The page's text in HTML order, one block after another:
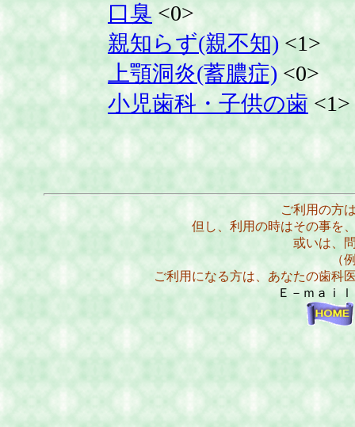
口臭 <0>
親知らず(親不知) <1>
上顎洞炎(蓄膿症) <0>
小児歯科・子供の歯 <1>
ご利用の方
但し、利用の時はその事を
或いは、
（
ご利用になる方は、あなたの歯科
Ｅ－ｍａｉ